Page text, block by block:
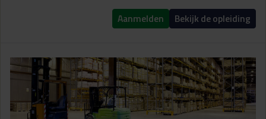
Aanmelden Bekijk de opleiding